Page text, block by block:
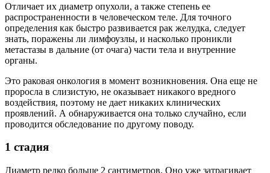
Отличает их диаметр опухоли, а также степень ее
распространенности в человеческом теле. Для точного
определения как быстро развивается рак желудка, следует
знать, поражены ли лимфоузлы, и насколько проникли
метастазы в дальние (от очага) части тела и внутренние
органы.
Это раковая онкология в момент возникновения. Она еще не
проросла в слизистую, не оказывает никакого вредного
воздействия, поэтому не дает никаких клинических
проявлений. А обнаруживается она только случайно, если
проводится обследование по другому поводу.
1 стадия
Диаметр редко больше 2 сантиметров. Оно уже затрагивает